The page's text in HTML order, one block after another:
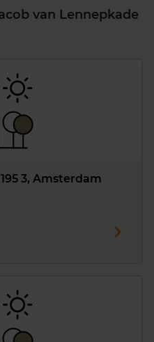
van Lennepkade
3, Amsterdam